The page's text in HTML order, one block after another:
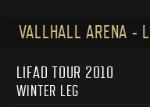
VALLHALL ARENA -
LIFAD TOUR 2010
WINTER LEG